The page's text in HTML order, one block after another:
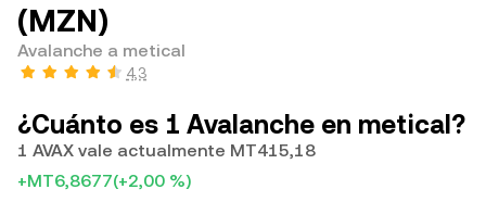
(MZN)
Avalanche a metical
4,3
¿Cuánto es 1 Avalanche en metical?
1 AVAX vale actualmente MT415,18
+MT6,8677(+2,00 %)